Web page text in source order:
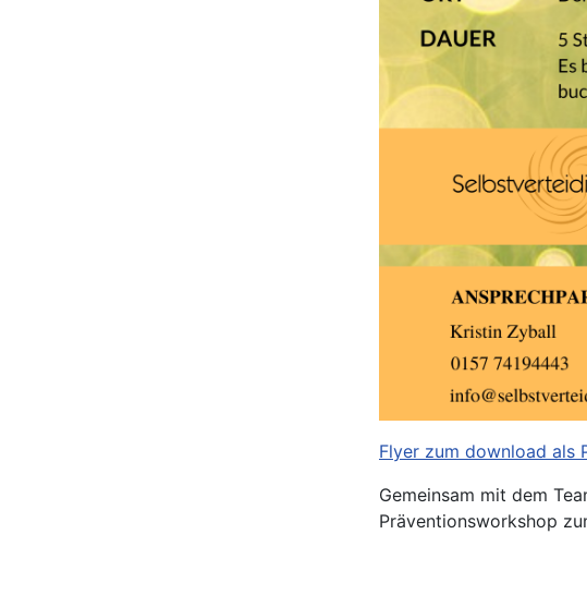
Flyer zum download als
Gemeinsam mit dem
Präventionsworkshop